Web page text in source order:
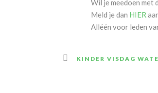
Wil je meedoen met
Meld je dan HIER
Alléén voor leden
KINDER VISDAG